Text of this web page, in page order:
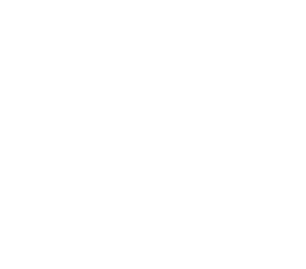
af 10.
af 4.
af
ikke